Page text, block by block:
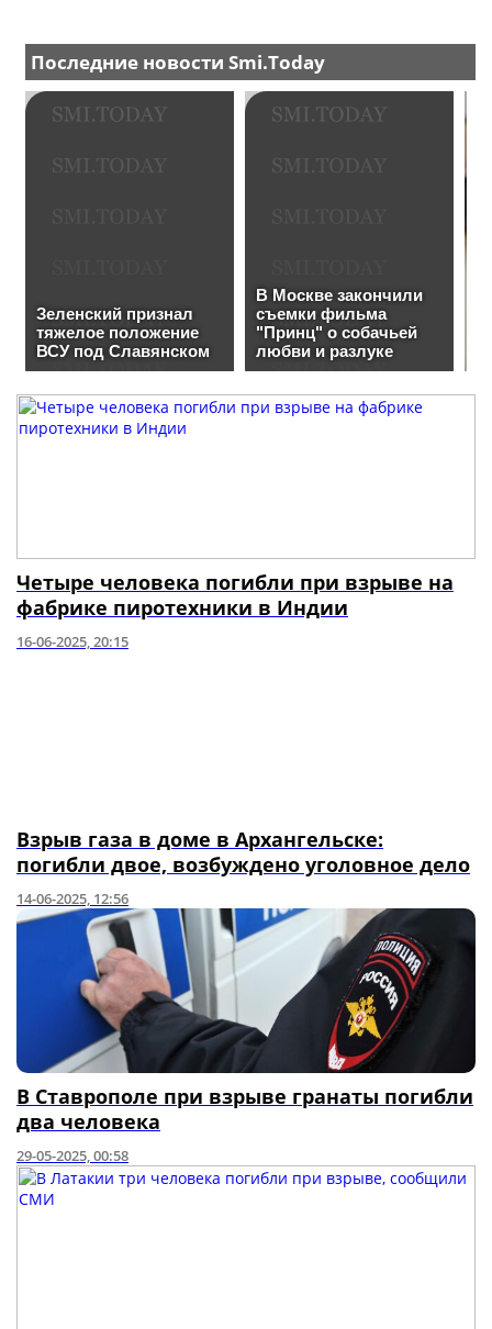
Четыре человека погибли при взрыве на
фабрике пиротехники в Индии
16-06-2025, 20:15
Взрыв газа в доме в Архангельске:
погибли двое, возбуждено уголовное дело
14-06-2025, 12:56
В Ставрополе при взрыве гранаты погибли
два человека
29-05-2025, 00:58